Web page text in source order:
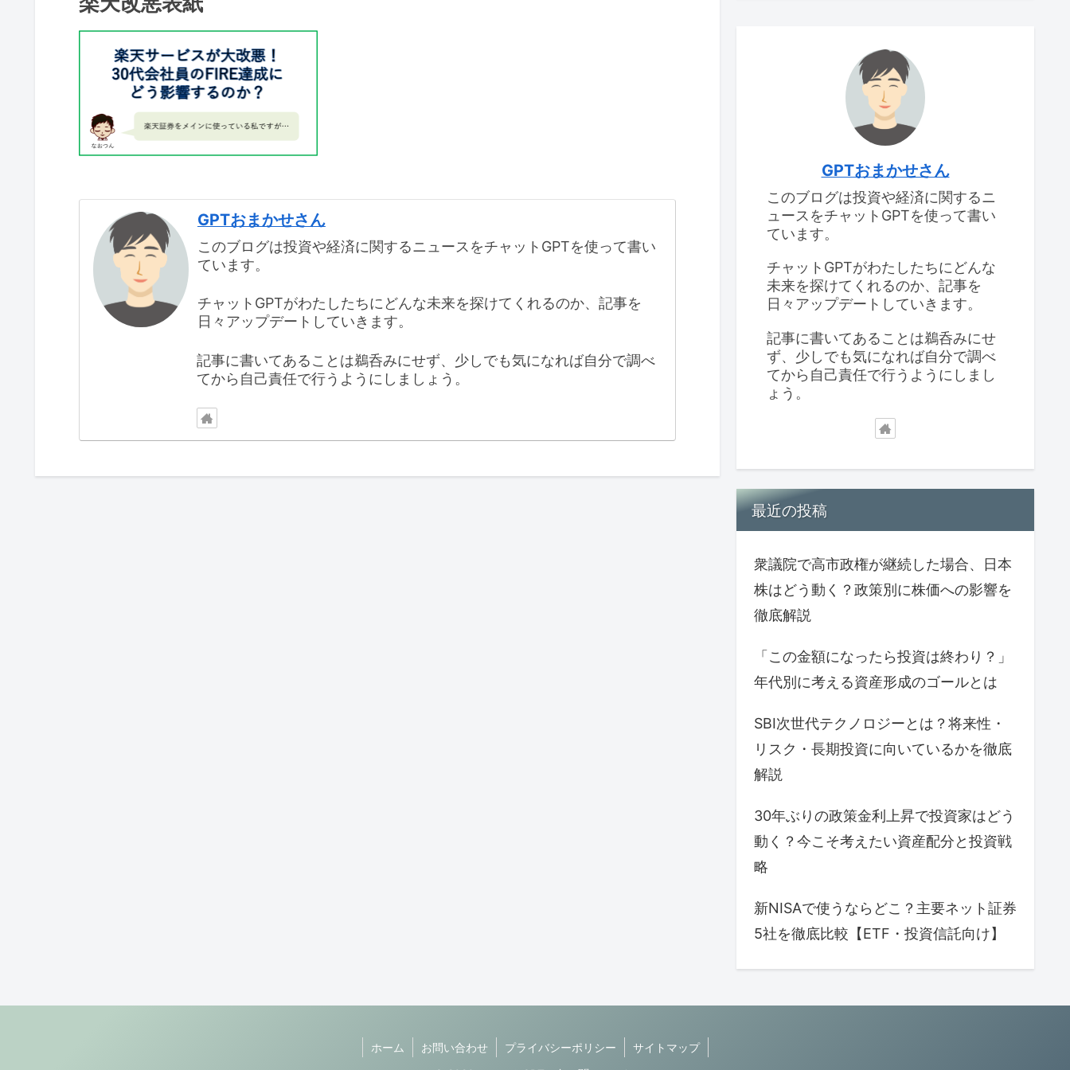
GPTおまかせさん
このブログは投資や経済に関するニュースをチャットGPTを使って書い
ています。
チャットGPTがわたしたちにどんな未来を探けてくれるのか、記事を
日々アップデートしていきます。
記事に書いてあることは鵜呑みにせず、少しでも気になれば自分で調べ
てから自己責任で行うようにしましょう。
GPTおまかせさん
このブログは投資や経済に関するニ
ュースをチャットGPTを使って書い
ています。
チャットGPTがわたしたちにどんな
未来を探けてくれるのか、記事を
日々アップデートしていきます。
記事に書いてあることは鵜呑みにせ
ず、少しでも気になれば自分で調べ
てから自己責任で行うようにしまし
ょう。
最近の投稿
衆議院で高市政権が継続した場合、日本
株はどう動く？政策別に株価への影響を
徹底解説
「この金額になったら投資は終わり？」
年代別に考える資産形成のゴールとは
SBI次世代テクノロジーとは？将来性・
リスク・長期投資に向いているかを徹底
解説
30年ぶりの政策金利上昇で投資家はどう
動く？今こそ考えたい資産配分と投資戦
略
新NISAで使うならどこ？主要ネット証券
5社を徹底比較【ETF・投資信託向け】
ホーム お問い合わせ プライバシーポリシー
サイトマップ